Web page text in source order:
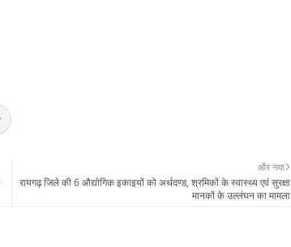
और नया
रायगढ़ जिले की 6 औद्योगिक इकाइयों को अर्थदण्ड, श्रमिकों के स्वास्थ्य एवं सुरक्षा
मानकों के उल्लंघन का मामला